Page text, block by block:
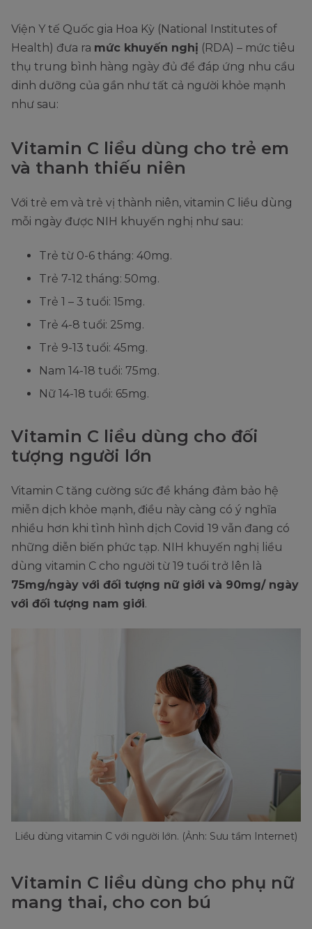
Viện Y tế Quốc gia Hoa Kỳ (National Institutes of
Health) đưa ra mức khuyến nghị (RDA) – mức tiêu
thụ trung bình hàng ngày đủ để đáp ứng nhu cầu
dinh dưỡng của gần như tất cả người khỏe mạnh
như sau:
Vitamin C liều dùng cho trẻ em
và thanh thiếu niên
Với trẻ em và trẻ vị thành niên, vitamin C liều dùng
mỗi ngày được NIH khuyến nghị như sau:
Trẻ từ 0-6 tháng: 40mg.
Trẻ 7-12 tháng: 50mg.
Trẻ 1 – 3 tuổi: 15mg.
Trẻ 4-8 tuổi: 25mg.
Trẻ 9-13 tuổi: 45mg.
Nam 14-18 tuổi: 75mg.
Nữ 14-18 tuổi: 65mg.
Vitamin C liều dùng cho đối
tượng người lớn
Vitamin C tăng cường sức đề kháng đảm bảo hệ
miễn dịch khỏe mạnh, điều này càng có ý nghĩa
nhiều hơn khi tình hình dịch Covid 19 vẫn đang có
những diễn biến phức tạp. NIH khuyến nghị liều
dùng vitamin C cho người từ 19 tuổi trở lên là
75mg/ngày với đối tượng nữ giới và 90mg/ ngày
với đối tượng nam giới.
Liều dùng vitamin C với người lớn. (Ảnh: Sưu tầm Internet)
Vitamin C liều dùng cho phụ nữ
mang thai, cho con bú